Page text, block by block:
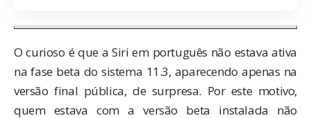
O curioso é que a Siri em português não estava ativa
na fase beta do sistema 11.3, aparecendo apenas na
versão final pública, de surpresa. Por este motivo,
quem estava com a versão beta instalada não